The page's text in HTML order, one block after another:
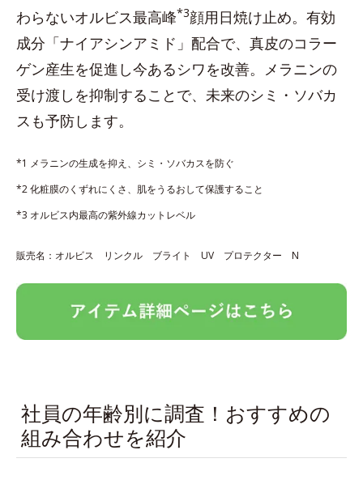
わらないオルビス最高峰*3顔用日焼け止め。有効
成分「ナイアシンアミド」配合で、真皮のコラー
ゲン産生を促進し今あるシワを改善。メラニンの
受け渡しを抑制することで、未来のシミ・ソバカ
スも予防します。
*1 メラニンの生成を抑え、シミ・ソバカスを防ぐ
*2 化粧膜のくずれにくさ、肌をうるおして保護すること
*3 オルビス内最高の紫外線カットレベル
販売名：オルビス リンクル ブライト UV プロテクター N
社員の年齢別に調査！おすすめの
組み合わせを紹介